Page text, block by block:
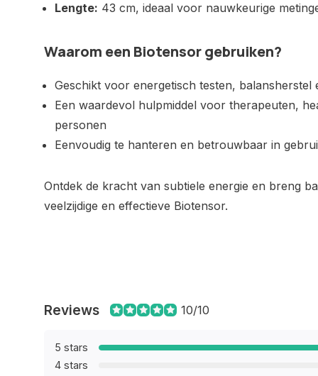
Lengte: 43 cm, ideaal voor nauwkeurige
Waarom een Biotensor gebruiken?
Geschikt voor energetisch testen,
Een waardevol hulpmiddel voor therapeuten,
personen
Eenvoudig te hanteren en betrouwbaar in
Ontdek de kracht van subtiele energie en breng
veelzijdige en effectieve Biotensor.
Reviews 10/10
5 stars
4 stars